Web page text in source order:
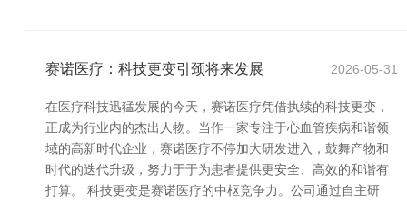
赛诺医疗：科技更变引颈将来发展 2026-05-31
在医疗科技迅猛发展的今天，赛诺医疗凭借执续的科技更变，
正成为行业内的杰出人物。当作一家专注于心血管疾病和谐领
域的高新时代企业，赛诺医疗不停加大研发进入，鼓舞产物和
时代的迭代升级，努力于于为患者提供更安全、高效的和谐有
打算。 科技更变是赛诺医疗的中枢竞争力。公司通过自主研